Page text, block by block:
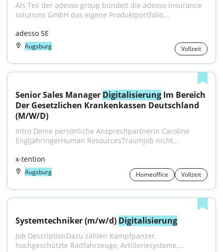
Als Teil der adesso group bündelt die adesso insurance
solutions GmbH das eigene Produktportfolio...
adesso SE
Augsburg Vollzeit
Senior Sales Manager Digitalisierung Im Bereich
Der Gesetzlichen Krankenkassen Deutschland
(M/W/D)
Intro Deine persönliche Ansprechpartnerin Caroline
EngljähringerHuman ResourcesTraumjob nicht...
x-tention
Augsburg Homeoffice Vollzeit
Systemtechniker (m/w/d) Digitalisierung
Job DescriptionDazu zählen Kampfpanzer,
hochgeschützte Radfahrzeuge, Artilleriesysteme,...